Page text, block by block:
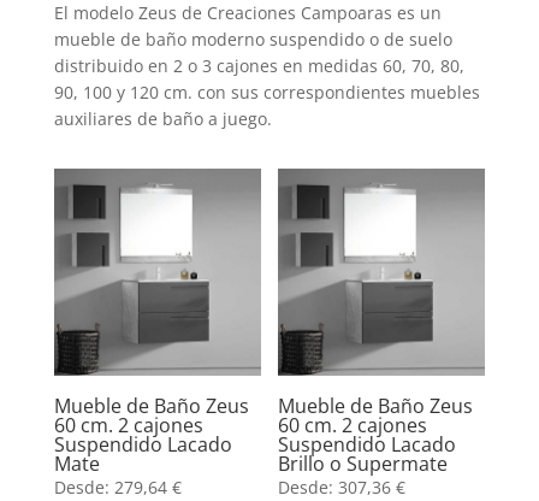
El modelo Zeus de Creaciones Campoaras es un
mueble de baño moderno suspendido o de suelo
distribuido en 2 o 3 cajones en medidas 60, 70, 80,
90, 100 y 120 cm. con sus correspondientes muebles
auxiliares de baño a juego.
Mueble de Baño Zeus
60 cm. 2 cajones
Suspendido Lacado
Mate
Desde: 279,64 €
Mueble de Baño Zeus
60 cm. 2 cajones
Suspendido Lacado
Brillo o Supermate
Desde:307,36€